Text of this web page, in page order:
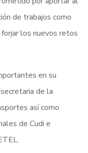
de trabajos como
los nuevos retos
en su
de la
así como
de Cudi e